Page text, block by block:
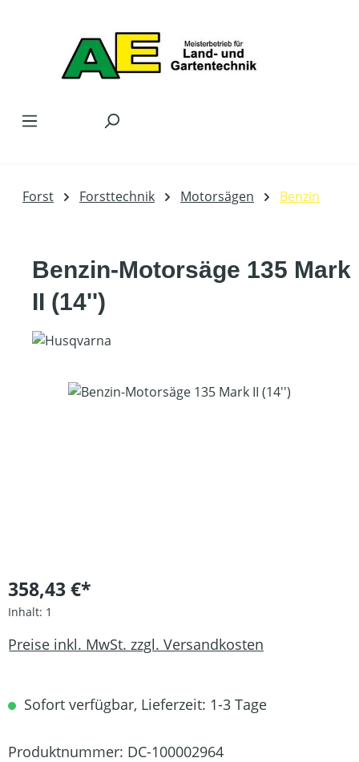
Forst Forsttechnik Motorsägen Benzin
Benzin-Motorsäge 135 Mark
II (14'')
Bildergalerie überspringen
358,43 €*
Inhalt: 1
Preise inkl. MwSt. zzgl. Versandkosten
Sofort verfügbar, Lieferzeit: 1-3 Tage
Produktnummer: DC-100002964